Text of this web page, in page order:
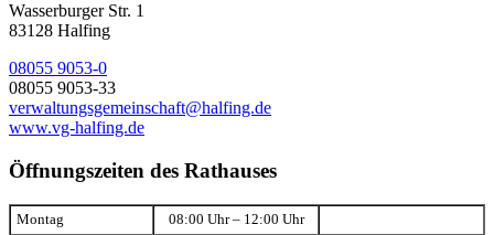
Wasserburger Str. 1
83128 Halfing
08055 9053-0
08055 9053-33
verwaltungsgemeinschaft@halfing.de
www.vg-halfing.de
Öffnungszeiten des Rathauses
Montag 08:00 Uhr – 12:00 Uhr